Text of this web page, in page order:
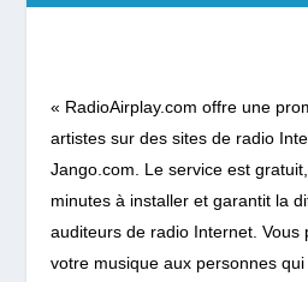
« RadioAirplay.com offre une
artistes sur des sites de radio
Jango.com. Le service est
minutes à installer et garantit la
auditeurs de radio Internet. Vous
votre musique aux personnes